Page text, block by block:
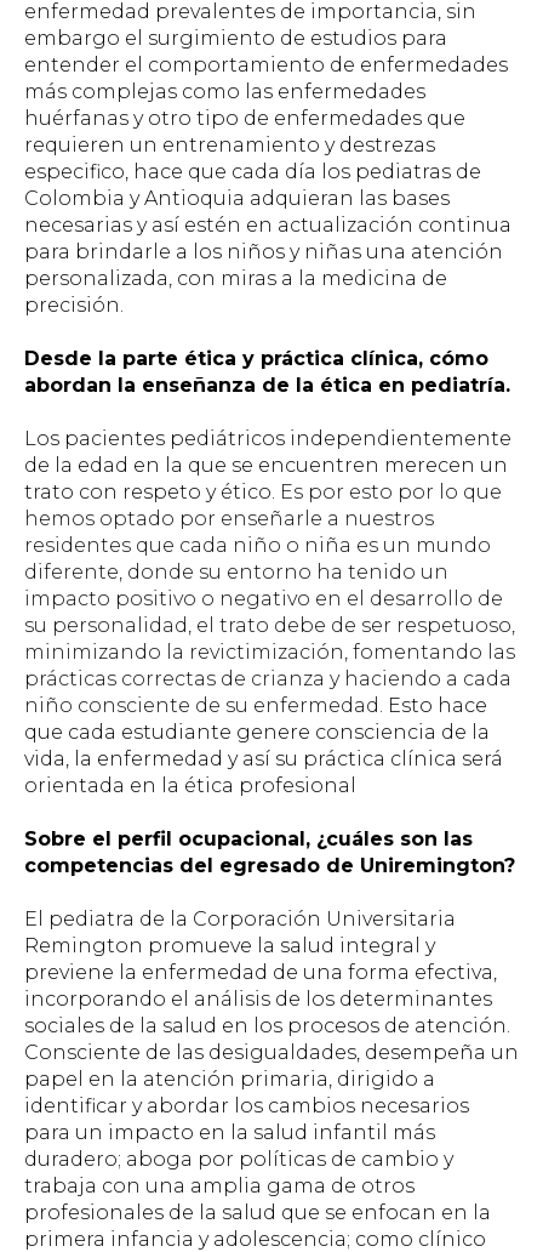
enfermedad prevalentes de importancia, sin
embargo el surgimiento de estudios para
entender el comportamiento de enfermedades
más complejas como las enfermedades
huérfanas y otro tipo de enfermedades que
requieren un entrenamiento y destrezas
especifico, hace que cada día los pediatras de
Colombia y Antioquia adquieran las bases
necesarias y así estén en actualización continua
para brindarle a los niños y niñas una atención
personalizada, con miras a la medicina de
precisión.
Desde la parte ética y práctica clínica, cómo
abordan la enseñanza de la ética en pediatría.
Los pacientes pediátricos independientemente
de la edad en la que se encuentren merecen un
trato con respeto y ético. Es por esto por lo que
hemos optado por enseñarle a nuestros
residentes que cada niño o niña es un mundo
diferente, donde su entorno ha tenido un
impacto positivo o negativo en el desarrollo de
su personalidad, el trato debe de ser respetuoso,
minimizando la revictimización, fomentando las
prácticas correctas de crianza y haciendo a cada
niño consciente de su enfermedad. Esto hace
que cada estudiante genere consciencia de la
vida, la enfermedad y así su práctica clínica será
orientada en la ética profesional
Sobre el perfil ocupacional, ¿cuáles son las
competencias del egresado de Uniremington?
El pediatra de la Corporación Universitaria
Remington promueve la salud integral y
previene la enfermedad de una forma efectiva,
incorporando el análisis de los determinantes
sociales de la salud en los procesos de atención.
Consciente de las desigualdades, desempeña un
papel en la atención primaria, dirigido a
identificar y abordar los cambios necesarios
para un impacto en la salud infantil más
duradero; aboga por políticas de cambio y
trabaja con una amplia gama de otros
profesionales de la salud que se enfocan en la
primera infancia y adolescencia; como clínico